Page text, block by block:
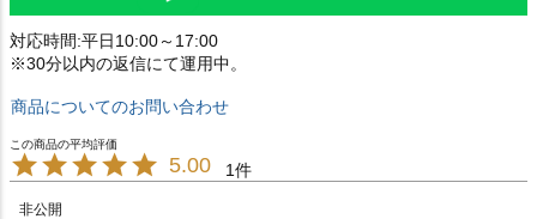
対応時間:平日10:00～17:00
※30分以内の返信にて運用中。
商品についてのお問い合わせ
5.00 1
非公開